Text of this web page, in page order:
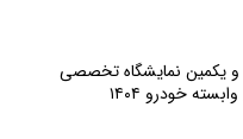
یکمین نمایشگاه تخصصی
خودرو ۱۴۰۴